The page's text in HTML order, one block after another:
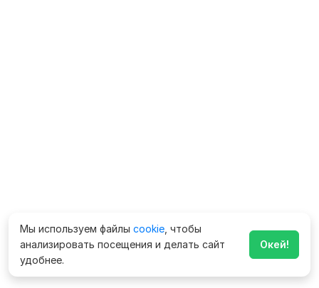
Мы используем файлы cookie , чтобы
анализировать посещения и делать сайт
удобнее.
Окей!